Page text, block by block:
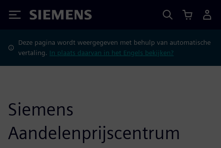
Siemens
Deze pagina wordt weergegeven met behulp van automatische
vertaling. In plaats daarvan in het Engels bekijken?
Siemens
Aandelenprijscentrum